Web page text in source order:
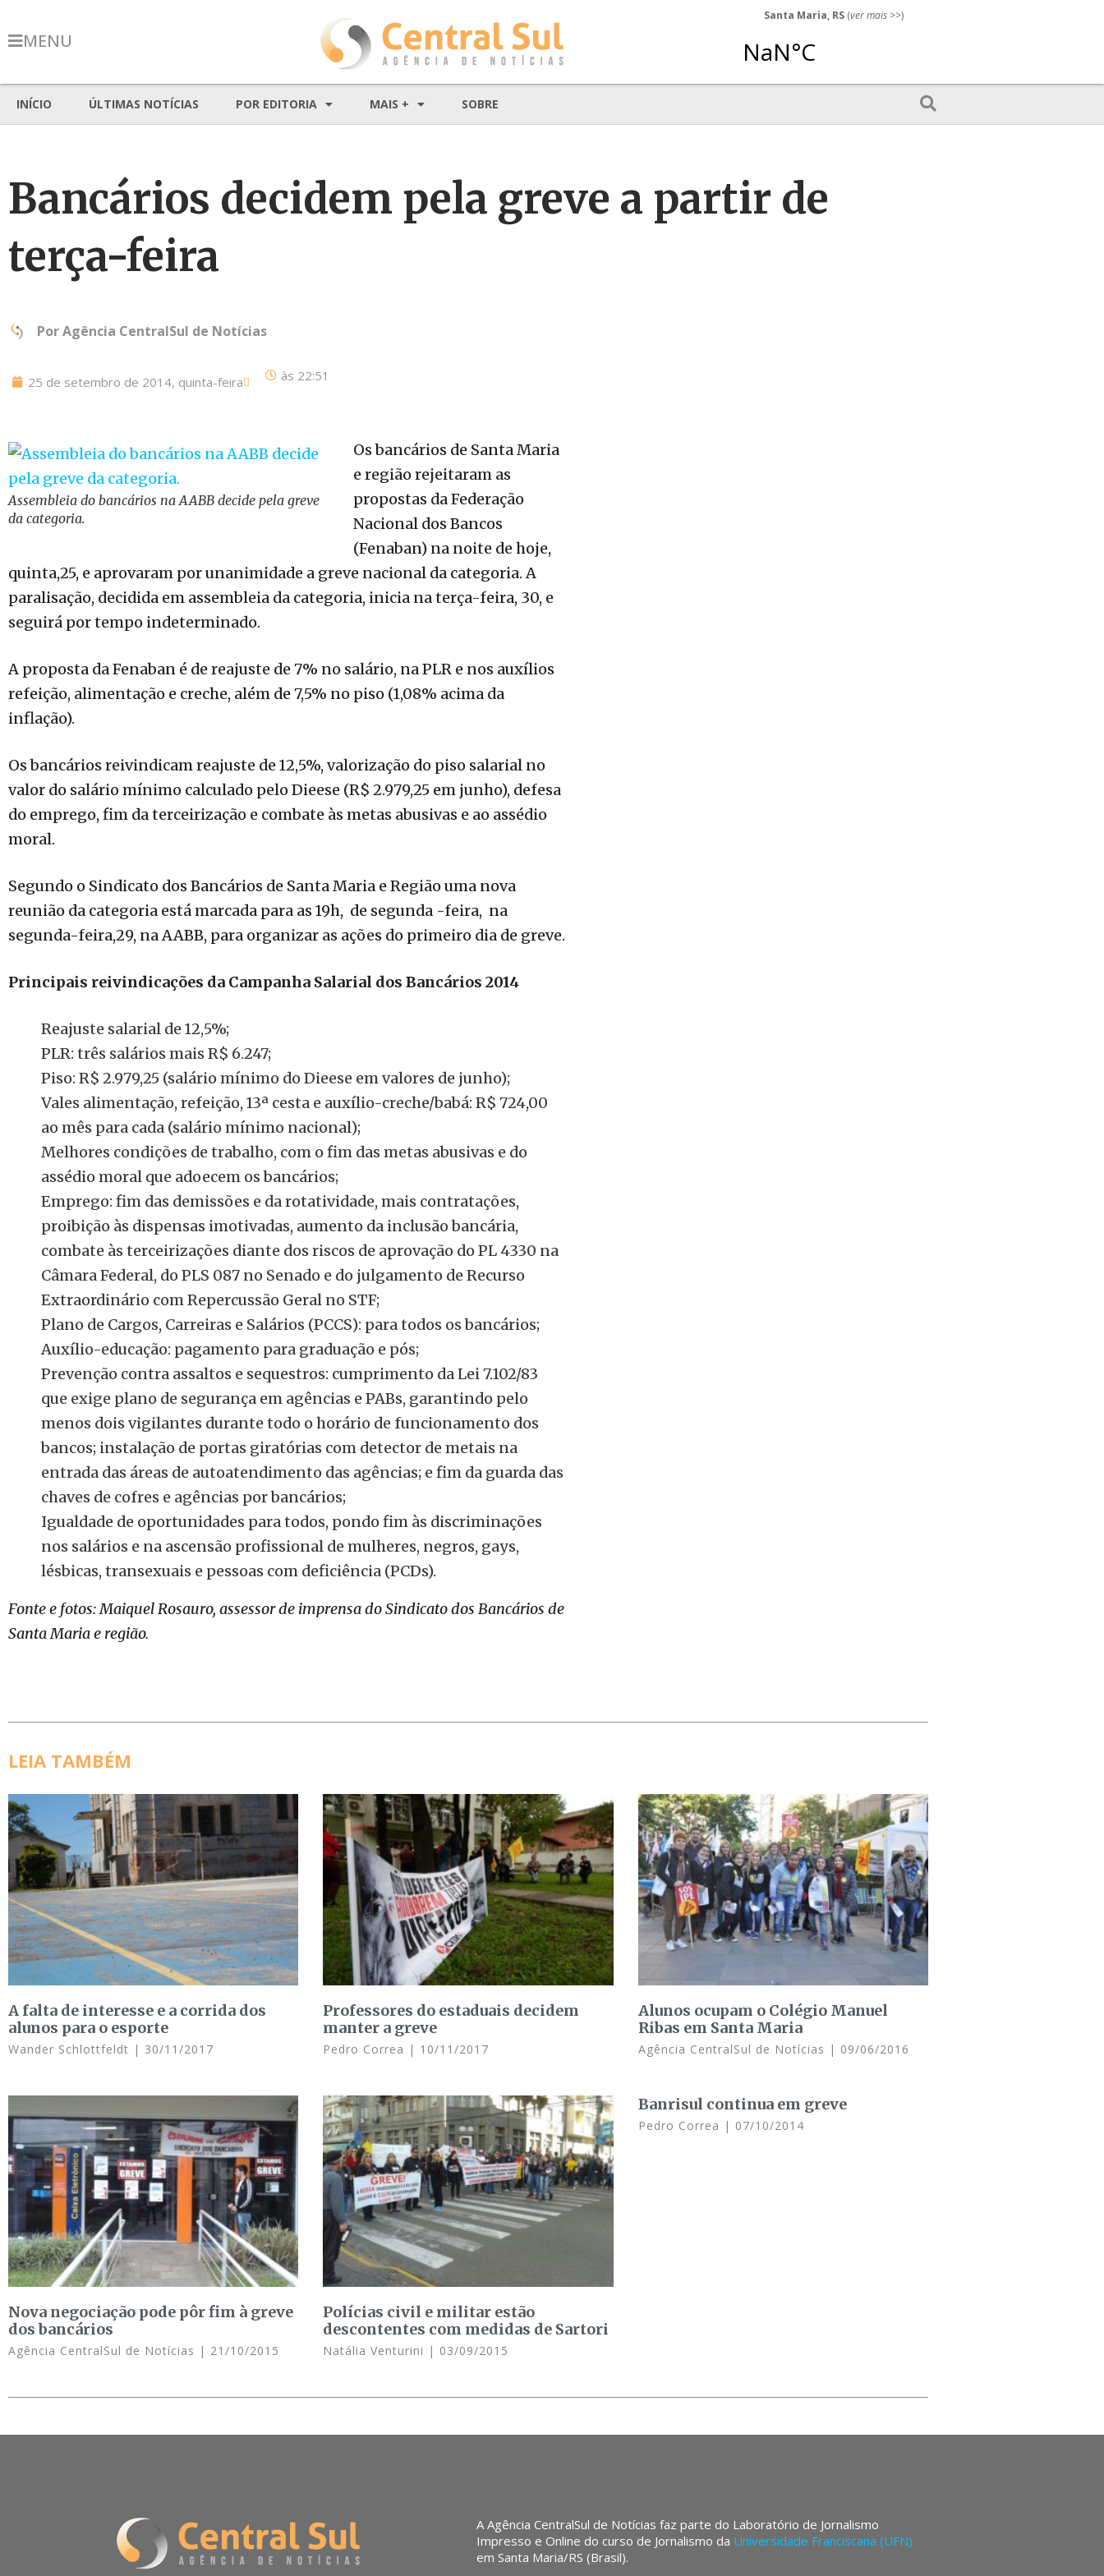
MENU
Santa Maria, RS (ver mais >>)
INÍCIO ÚLTIMAS NOTÍCIAS POR EDITORIA MAIS + SOBRE
Bancários decidem pela greve a partir de
terça-feira
PorAgência CentralSul de Notícias
25 de setembro de 2014, quinta-feira às 22:51
Assembleia do bancários na AABB decide pela greve
da categoria.
Os bancários de Santa Maria
e região rejeitaram as
propostas da Federação
Nacional dos Bancos
(Fenaban) na noite de hoje,
quinta,25, e aprovaram por unanimidade a greve nacional da categoria. A
paralisação, decidida em assembleia da categoria, inicia na terça-feira, 30, e
seguirá por tempo indeterminado.
A proposta da Fenaban é de reajuste de 7% no salário, na PLR e nos auxílios
refeição, alimentação e creche, além de 7,5% no piso (1,08% acima da
inflação).
Os bancários reivindicam reajuste de 12,5%, valorização do piso salarial no
valor do salário mínimo calculado pelo Dieese (R$ 2.979,25 em junho), defesa
do emprego, fim da terceirização e combate às metas abusivas e ao assédio
moral.
Segundo o Sindicato dos Bancários de Santa Maria e Região uma nova
reunião da categoria está marcada para as 19h, de segunda -feira, na
segunda-feira,29, na AABB, para organizar as ações do primeiro dia de greve.
Principais reivindicações da Campanha Salarial dos Bancários 2014
Reajuste salarial de 12,5%;
PLR: três salários mais R$ 6.247;
Piso: R$ 2.979,25 (salário mínimo do Dieese em valores de junho);
Vales alimentação, refeição, 13ª cesta e auxílio-creche/babá: R$ 724,00
ao mês para cada (salário mínimo nacional);
Melhores condições de trabalho, com o fim das metas abusivas e do
assédio moral que adoecem os bancários;
Emprego: fim das demissões e da rotatividade, mais contratações,
proibição às dispensas imotivadas, aumento da inclusão bancária,
combate às terceirizações diante dos riscos de aprovação do PL 4330 na
Câmara Federal, do PLS 087 no Senado e do julgamento de Recurso
Extraordinário com Repercussão Geral no STF;
Plano de Cargos, Carreiras e Salários (PCCS): para todos os bancários;
Auxílio-educação: pagamento para graduação e pós;
Prevenção contra assaltos e sequestros: cumprimento da Lei 7.102/83
que exige plano de segurança em agências e PABs, garantindo pelo
menos dois vigilantes durante todo o horário de funcionamento dos
bancos; instalação de portas giratórias com detector de metais na
entrada das áreas de autoatendimento das agências; e fim da guarda das
chaves de cofres e agências por bancários;
Igualdade de oportunidades para todos, pondo fim às discriminações
nos salários e na ascensão profissional de mulheres, negros, gays,
lésbicas, transexuais e pessoas com deficiência (PCDs).
Fonte e fotos: Maiquel Rosauro, assessor de imprensa do Sindicato dos Bancários de
Santa Maria e região.
LEIA TAMBÉM
A falta de interesse e a corrida dos
alunos para o esporte
Wander Schlottfeldt 30/11/2017
Professores do estaduais decidem
manter a greve
Pedro Correa 10/11/2017
Alunos ocupam o Colégio Manuel
Ribas em Santa Maria
Agência CentralSul de Notícias 09/06/2016
Nova negociação pode pôr fim à greve
dos bancários
Agência CentralSul de Notícias 21/10/2015
Polícias civil e militar estão
descontentes com medidas de Sartori
Natália Venturini 03/09/2015
Banrisul continua em greve
Pedro Correa 07/10/2014
A Agência CentralSul de Notícias faz parte do Laboratório de Jornalismo
Impresso e Online do curso de Jornalismo da Universidade Franciscana (UFN)
em Santa Maria/RS (Brasil).